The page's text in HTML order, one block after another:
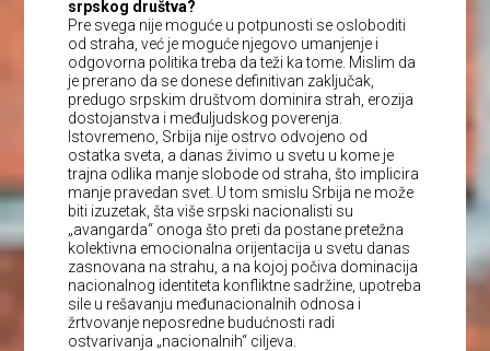
srpskog društva?
Pre svega nije moguće u potpunosti se osloboditi
od straha, već je moguće njegovo umanjenje i
odgovorna politika treba da teži ka tome. Mislim da
je prerano da se donese definitivan zaključak,
predugo srpskim društvom dominira strah, erozija
dostojanstva i međuljudskog poverenja.
Istovremeno, Srbija nije ostrvo odvojeno od
ostatka sveta, a danas živimo u svetu u kome je
trajna odlika manje slobode od straha, što implicira
manje pravedan svet. U tom smislu Srbija ne može
biti izuzetak, šta više srpski nacionalisti su
„avangarda“ onoga što preti da postane pretežna
kolektivna emocionalna orijentacija u svetu danas
zasnovana na strahu, a na kojoj počiva dominacija
nacionalnog identiteta konfliktne sadržine, upotreba
sile u rešavanju međunacionalnih odnosa i
žrtvovanje neposredne budućnosti radi
ostvarivanja „nacionalnih“ ciljeva.